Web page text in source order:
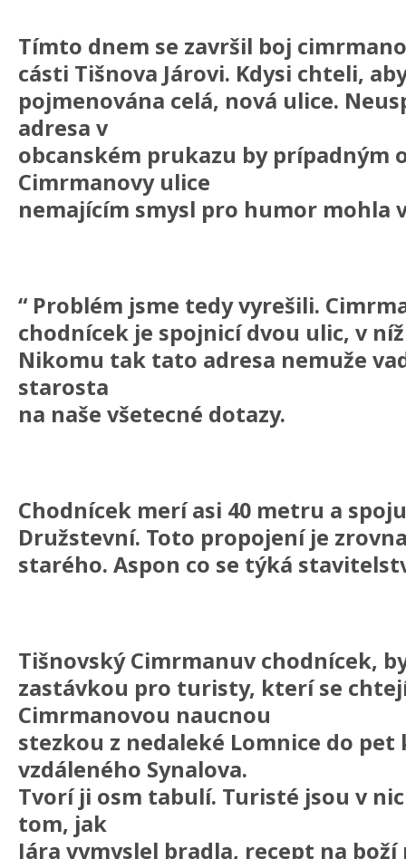
Tímto dnem se završil boj
cásti Tišnova Járovi. Kdysi chteli,
pojmenována celá, nová ulice.
adresa v
obcanském prukazu by prípadným
Cimrmanovy ulice
nemajícím smysl pro humor mohla
“ Problém jsme tedy vyrešili.
chodnícek je spojnicí dvou ulic, v
Nikomu tak tato adresa nemuže
starosta
na naše všetecné dotazy.
Chodnícek merí asi 40 metru a
Družstevní. Toto propojení je
starého. Aspon co se týká
Tišnovský Cimrmanuv chodnícek,
zastávkou pro turisty, kterí se
Cimrmanovou naucnou
stezkou z nedaleké Lomnice do
vzdáleného Synalova.
Tvorí ji osm tabulí. Turisté jsou v
tom, jak
Jára vymyslel bradla, recept na